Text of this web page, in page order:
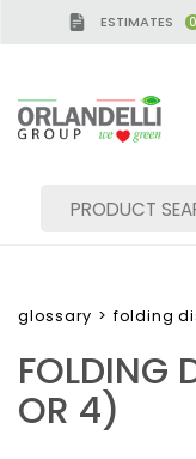
ESTIMATES 0
SEARCH RESULTS:
glossary > folding
FOLDING
OR 4)